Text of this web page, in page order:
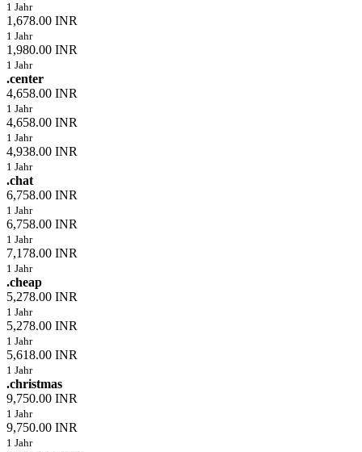
1 Jahr
1,678.00 INR
1 Jahr
1,980.00 INR
1 Jahr
.center
4,658.00 INR
1 Jahr
4,658.00 INR
1 Jahr
4,938.00 INR
1 Jahr
.chat
6,758.00 INR
1 Jahr
6,758.00 INR
1 Jahr
7,178.00 INR
1 Jahr
.cheap
5,278.00 INR
1 Jahr
5,278.00 INR
1 Jahr
5,618.00 INR
1 Jahr
.christmas
9,750.00 INR
1 Jahr
9,750.00 INR
1 Jahr